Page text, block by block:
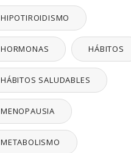
HIPOTIROIDISMO
HORMONAS HÁBITOS
HÁBITOS SALUDABLES
MENOPAUSIA
METABOLISMO